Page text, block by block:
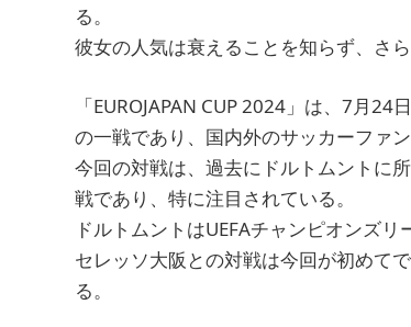
る。
彼女の人気は衰えることを知らず、さ
「EUROJAPAN CUP 2024」は、7月
の一戦であり、国内外のサッカーファ
今回の対戦は、過去にドルトムントに
戦であり、特に注目されている。
ドルトムントはUEFAチャンピオンズ
セレッソ大阪との対戦は今回が初めて
る​。